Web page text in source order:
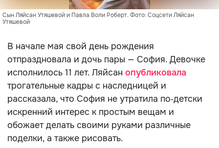
Сын Ляйсан Утяшевой и Павла Воли Роберт. Фото: Соцсети Ляйсан
Утяшевой
В начале мая свой день рождения
отпраздновала и дочь пары — София. Девочке
исполнилось 11 лет. Ляйсан опубликовала
трогательные кадры с наследницей и
рассказала, что София не утратила по‑детски
искренний интерес к простым вещам и
обожает делать своими руками различные
поделки, а также рисовать.